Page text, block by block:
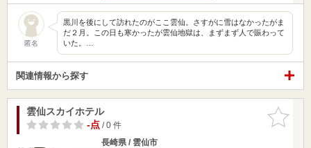
匿名
黒川を後にして訪れたのがここ雲仙。さすがに雪はなかったがま
だ２月。この日も寒かったが雲仙地獄は、まずまず人で賑わって
いた。…
関連情報から探す
お気に入
りに追加
雲仙スカイホテル
-点/ 0 件
長崎県 / 雲仙市